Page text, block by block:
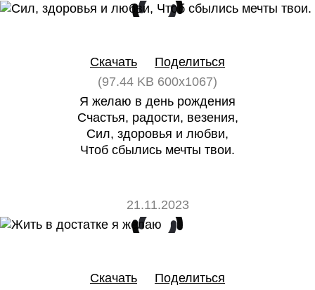
Скачать
Поделиться
(97.44 KB 600x1067)
Я желаю в день рождения
Счастья, радости, везения,
Сил, здоровья и любви,
Чтоб сбылись мечты твои.
21.11.2023
Скачать
Поделиться